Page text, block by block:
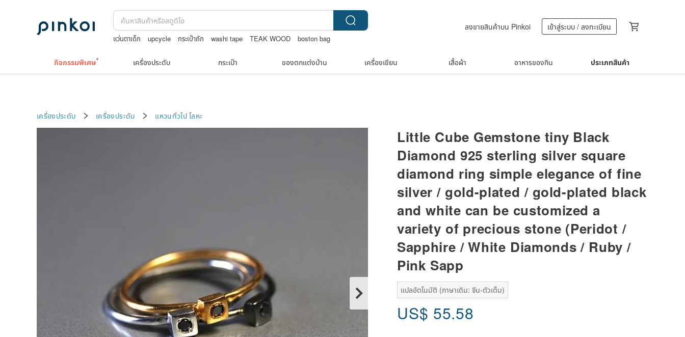
แว่นตาเด็ก upcycle กระเป๋าถัก washi tape TEAK WOOD
boston bag
ลงขายสินค้าบน Pinkoi เข้าสู่ระบบ / ลงทะเบียน
กิจกรรมพิเศษ เครื่องประดับ กระเป๋า ของตกแต่งบ้าน เครื่องเขียน เสื้อผ้า อาหารของกิน ประเภทสินค้า
เครื่องประดับ เครื่องประดับ แหวนทั่วไป โลหะ
Little Cube Gemstone tiny Black
Diamond 925 sterling silver square
diamond ring simple elegance of fine
silver / gold-plated / gold-plated black
and white can be customized a
variety of precious stone (Peridot /
Sapphire / White Diamonds / Ruby /
Pink Sapp
แปลอัตโนมัติ (ภาษาเดิม: จีน-ตัวเต็ม)
US$ 55.58